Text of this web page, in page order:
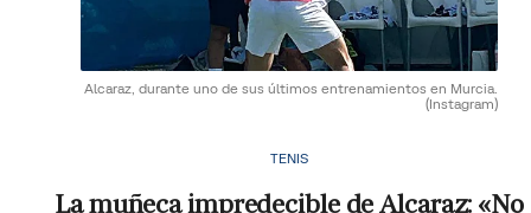
Alcaraz, durante uno de sus últimos entrenamientos en Murcia.
(Instagram)
TENIS
La muñeca impredecible de Alcaraz: «No